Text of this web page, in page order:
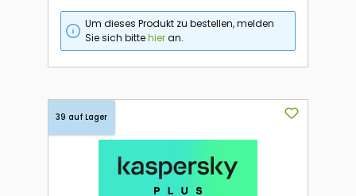
Um dieses Produkt zu bestellen, melden
Sie sich bittehieran.
39 auf Lager